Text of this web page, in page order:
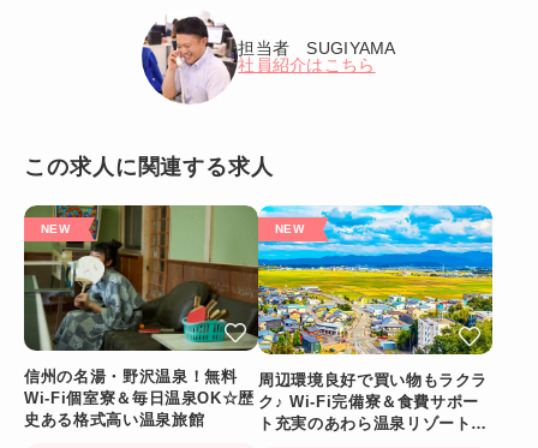
担当者 SUGIYAMA
社員紹介はこちら
この求人に関連する求人
信州の名湯・野沢温泉！無料
Wi-Fi個室寮＆毎日温泉OK☆歴
史ある格式高い温泉旅館
周辺環境良好で買い物もラクラ
ク♪ Wi-Fi完備寮＆食費サポー
ト充実のあわら温泉リゾートバ